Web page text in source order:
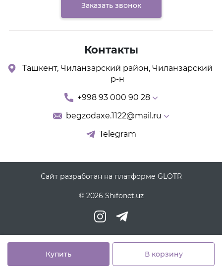
Купить В корзину
Заказать звонок
Контакты
Ташкент, Чиланзарский район, Чиланзарский
р-н
+998 93 000 90 28
begzodaxe.1122@mail.ru
Telegram
Сайт разработан на платформе GLOTR
© 2026 Shifonet.uz